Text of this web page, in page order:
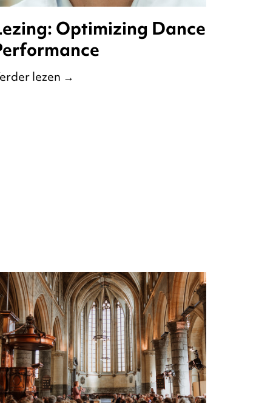
Optimizing Dance
lezen →